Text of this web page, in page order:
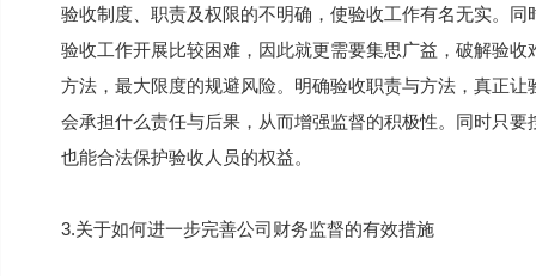
验收制度、职责及权限的不明确，使验收工作有名无实。
验收工作开展比较困难，因此就更需要集思广益，破解验
方法，最大限度的规避风险。明确验收职责与方法，真正
会承担什么责任与后果，从而增强监督的积极性。同时只
也能合法保护验收人员的权益。
3.关于如何进一步完善公司财务监督的有效措施